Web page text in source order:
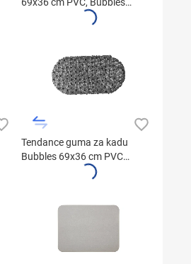
Tendance guma za kadu
Bubbles 69x36 cm PVC